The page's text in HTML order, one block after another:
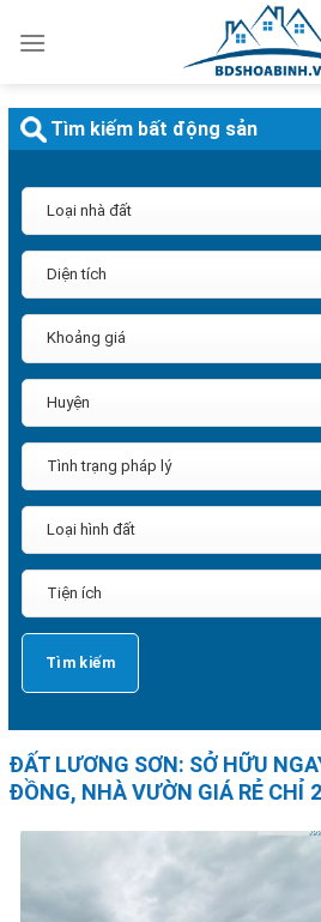
qua
dung
ĐẤT LƯƠNG SƠN: SỞ HỮU
ĐỒNG, NHÀ VƯỜN GIÁ RẺ CHỈ
Tìm kiếm bất động sản